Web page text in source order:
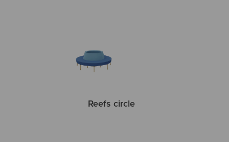
Reefs circle